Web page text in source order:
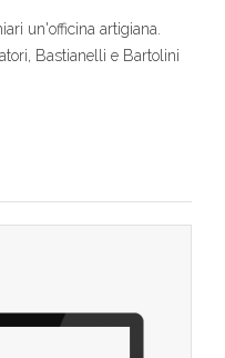
un'officina artigiana.
Bastianelli e Bartolini